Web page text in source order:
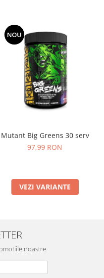
NOU
Mutant Big Greens 30 serv
97,99 RON
VEZI VARIANTE
noastre